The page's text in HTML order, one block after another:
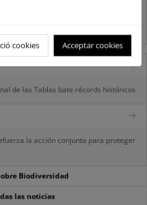
de las Tablas bate récords históricos
la acción conjunta para proteger
Biodiversidad
las noticias
cookies Acceptar cookies